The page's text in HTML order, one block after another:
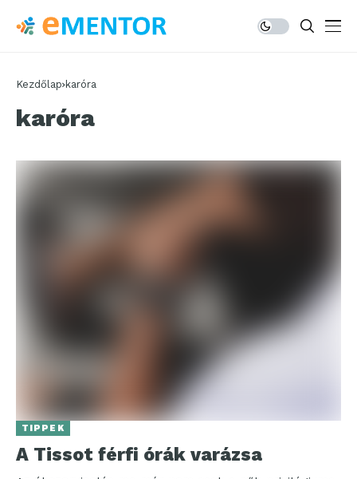
Kezdőlap karóra
karóra
TIPPEK
A Tissot férfi órák varázsa